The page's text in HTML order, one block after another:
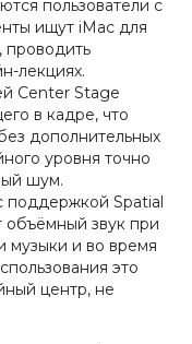
пользователи с
ищут iMac для
проводить
лекциях.
Center Stage
в кадре, что
дополнительных
уровня точно
шум.
поддержкой Spatial
звук при
музыки и во время
это
центр, не